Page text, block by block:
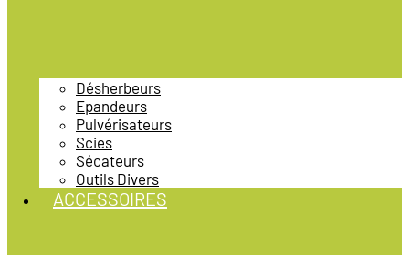
Désherbeurs
Epandeurs
Pulvérisateurs
Scies
Sécateurs
Outils Divers
ACCESSOIRES